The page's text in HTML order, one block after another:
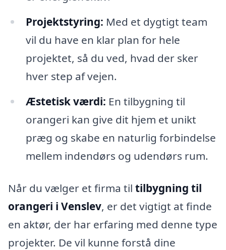
Projektstyring: Med et dygtigt team
vil du have en klar plan for hele
projektet, så du ved, hvad der sker
hver step af vejen.
Æstetisk værdi: En tilbygning til
orangeri kan give dit hjem et unikt
præg og skabe en naturlig forbindelse
mellem indendørs og udendørs rum.
Når du vælger et firma til tilbygning til
orangeri i Venslev, er det vigtigt at finde
en aktør, der har erfaring med denne type
projekter. De vil kunne forstå dine